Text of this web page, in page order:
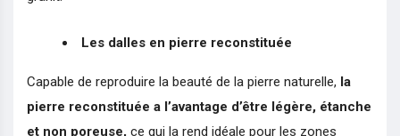
Les dalles en pierre reconstituée
Capable de reproduire la beauté de la pierre naturelle, la
pierre reconstituée a l’avantage d’être légère, étanche
et non poreuse, ce qui la rend idéale pour les zones